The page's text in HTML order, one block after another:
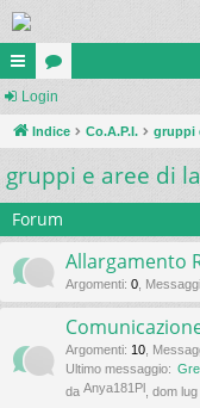
oll
eg
a
m
en
ti
R
ap
or
u
m
Login
Indice Co.A.P.I. gruppi
gruppi e aree di
Forum
Allargamento
Argomenti: 0 Messaggi
Argomenti: 10
Ultimo messaggio:
da Anya181Pl , dom